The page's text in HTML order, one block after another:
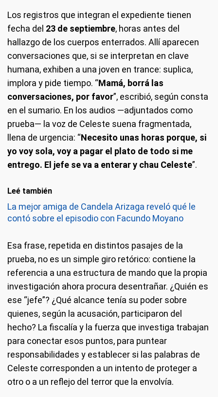
Los registros que integran el expediente tienen
fecha del 23 de septiembre, horas antes del
hallazgo de los cuerpos enterrados. Allí aparecen
conversaciones que, si se interpretan en clave
humana, exhiben a una joven en trance: suplica,
implora y pide tiempo. “Mamá, borrá las
conversaciones, por favor”, escribió, según consta
en el sumario. En los audios —adjuntados como
prueba— la voz de Celeste suena fragmentada,
llena de urgencia: “Necesito unas horas porque, si
yo voy sola, voy a pagar el plato de todo si me
entrego. El jefe se va a enterar y chau Celeste”.
Leé también
La mejor amiga de Candela Arizaga reveló qué le
contó sobre el episodio con Facundo Moyano
Esa frase, repetida en distintos pasajes de la
prueba, no es un simple giro retórico: contiene la
referencia a una estructura de mando que la propia
investigación ahora procura desentrañar. ¿Quién es
ese “jefe”? ¿Qué alcance tenía su poder sobre
quienes, según la acusación, participaron del
hecho? La fiscalía y la fuerza que investiga trabajan
para conectar esos puntos, para puntear
responsabilidades y establecer si las palabras de
Celeste corresponden a un intento de proteger a
otro o a un reflejo del terror que la envolvía.